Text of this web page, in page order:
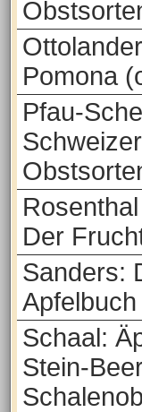
Pomona
Pfau-
Der
Sanders:
Schaal:
Stein-